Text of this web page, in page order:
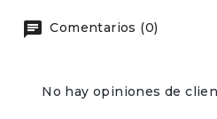
Comentarios (0)
No hay opiniones de